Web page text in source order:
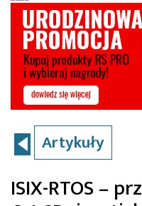
Artykuły
ISIX-RTOS –